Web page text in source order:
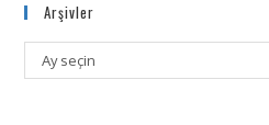
Arşivler
Ay seçin